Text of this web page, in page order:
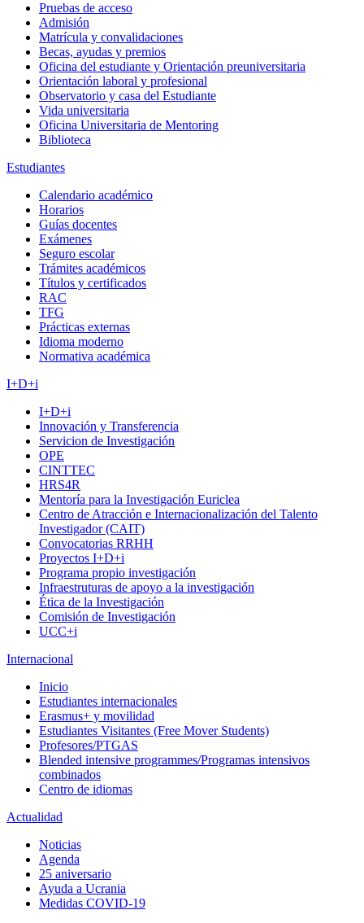
Pruebas de acceso
Admisión
Matrícula y convalidaciones
Becas, ayudas y premios
Oficina del estudiante y Orientación preuniversitaria
Orientación laboral y profesional
Observatorio y casa del Estudiante
Vida universitaria
Oficina Universitaria de Mentoring
Biblioteca
Estudiantes
Calendario académico
Horarios
Guías docentes
Exámenes
Seguro escolar
Trámites académicos
Títulos y certificados
RAC
TFG
Prácticas externas
Idioma moderno
Normativa académica
I+D+i
I+D+i
Innovación y Transferencia
Servicion de Investigación
OPE
CINTTEC
HRS4R
Mentoría para la Investigación Euriclea
Centro de Atracción e Internacionalización del Talento
Investigador (CAIT)
Convocatorias RRHH
Proyectos I+D+i
Programa propio investigación
Infraestruturas de apoyo a la investigación
Ética de la Investigación
Comisión de Investigación
UCC+i
Internacional
Inicio
Estudiantes internacionales
Erasmus+ y movilidad
Estudiantes Visitantes (Free Mover Students)
Profesores/PTGAS
Blended intensive programmes/Programas intensivos
combinados
Centro de idiomas
Actualidad
Noticias
Agenda
25 aniversario
Ayuda a Ucrania
Medidas COVID-19